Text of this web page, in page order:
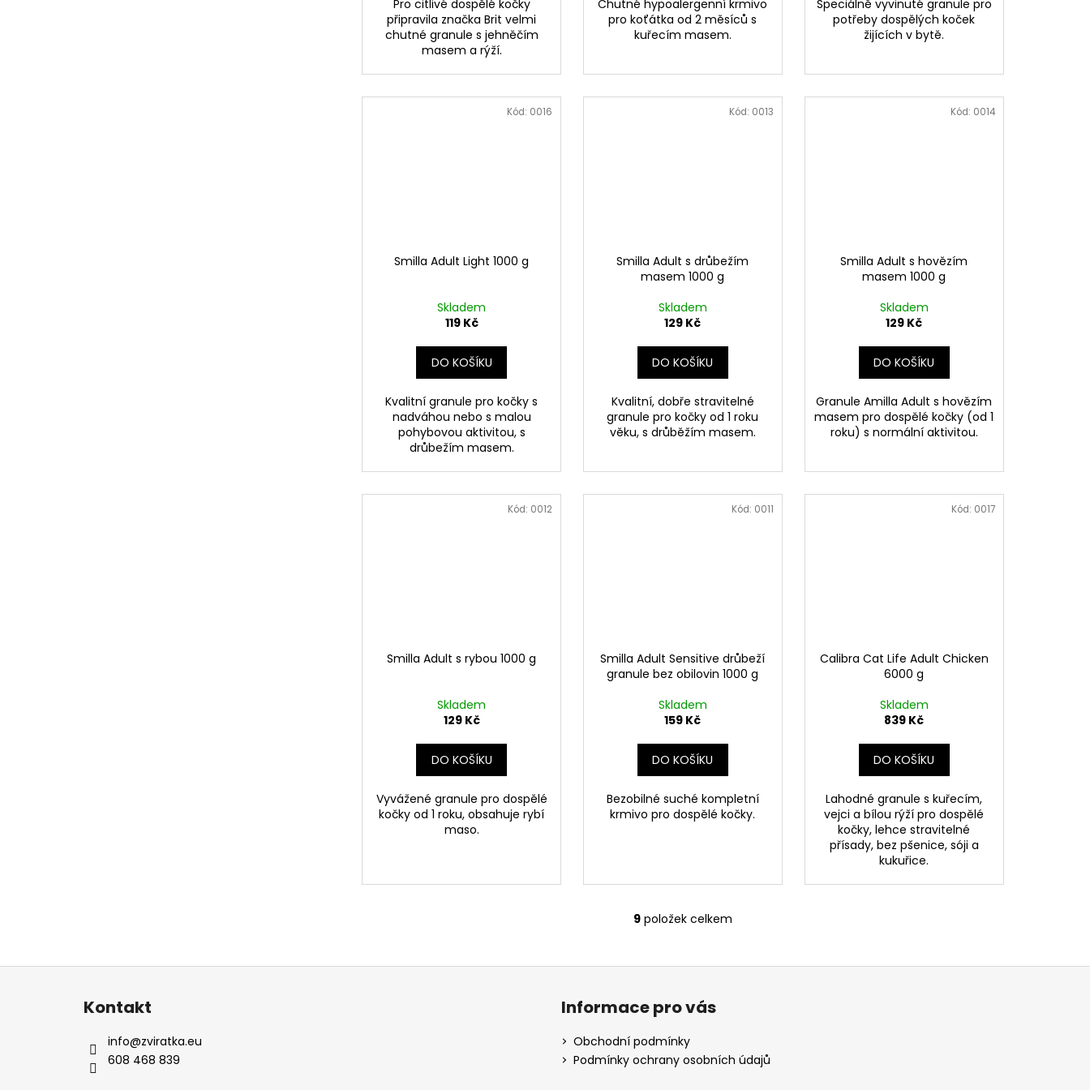
Pro citlivé dospělé kočky
připravila značka Brit velmi
chutné granule s jehněčím
masem a rýží.
Chutné hypoalergenní krmivo
pro koťátka od 2 měsíců s
kuřecím masem.
Speciálně vyvinuté granule pro
potřeby dospělých koček
žijících v bytě.
Smilla Adult Light 1000 g
Skladem
119 Kč
DO KOŠÍKU
Kvalitní granule pro kočky s
nadváhou nebo s malou
pohybovou aktivitou, s
drůbežím masem.
Kód: 0016
Smilla Adult s drůbežím
masem 1000 g
Skladem
129 Kč
DO KOŠÍKU
Kvalitní, dobře stravitelné
granule pro kočky od 1 roku
věku, s drůběžím masem.
Kód: 0013
Smilla Adult s hovězím
masem 1000 g
Skladem
129 Kč
DO KOŠÍKU
Granule Amilla Adult s hovězím
masem pro dospělé kočky (od 1
roku) s normální aktivitou.
Kód: 0014
Smilla Adult s rybou 1000 g
Skladem
129 Kč
DO KOŠÍKU
Vyvážené granule pro dospělé
kočky od 1 roku, obsahuje rybí
maso.
Kód: 0012
Smilla Adult Sensitive drůbeží
granule bez obilovin 1000 g
Skladem
159 Kč
DO KOŠÍKU
Bezobilné suché kompletní
krmivo pro dospělé kočky.
Kód: 0011
Calibra Cat Life Adult Chicken
6000 g
Skladem
839 Kč
DO KOŠÍKU
Lahodné granule s kuřecím,
vejci a bílou rýží pro dospělé
kočky, lehce stravitelné
přísady, bez pšenice, sóji a
kukuřice.
Kód: 0017
O
l
a
c
í
p
9 položek celkem
Z
Kontakt
info@zviratka.eu
608 468 839
Informace pro vás
Obchodní podmínky
Podmínky ochrany osobních údajů